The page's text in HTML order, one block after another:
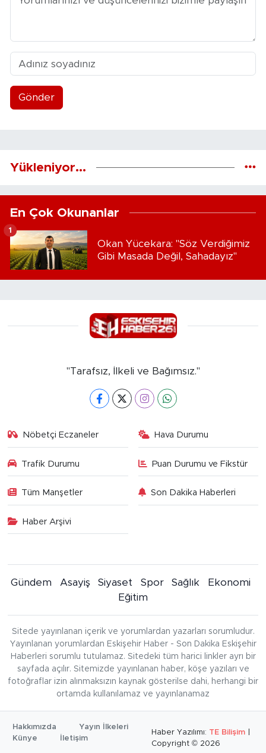
Gönder
Yükleniyor...
En Çok Okunanlar
Okan Yücekara: "Söz Verdiğimiz
Gibi Masada Değil, Sahadayız"
1
"Tarafsız, İlkeli ve Bağımsız."
Nöbetçi Eczaneler Hava Durumu
Trafik Durumu Puan Durumu ve Fikstür
Tüm Manşetler Son Dakika Haberleri
Haber Arşivi
Gündem Asayiş Siyaset Spor Sağlık
Ekonomi
Eğitim
Sitede yayınlanan içerik ve yorumlardan yazarları sorumludur.
Yayınlanan yorumlardan Eskişehir Haber - Son Dakika Eskişehir
Haberleri sorumlu tutulamaz. Sitedeki tüm harici linkler ayrı bir
sayfada açılır. Sitemizde yayınlanan haber, köşe yazıları ve
fotoğraflar izin alınmaksızın kaynak gösterilse dahi, herhangi bir
ortamda kullanılamaz ve yayınlanamaz
Hakkımızda
Yayın İlkeleri
Künye
İletişim
Haber Yazılımı: TE Bilişim
Copyright © 2026